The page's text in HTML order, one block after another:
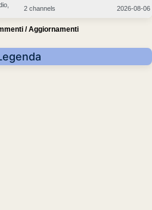
2 channels 2026-08-06
/ Aggiornamenti